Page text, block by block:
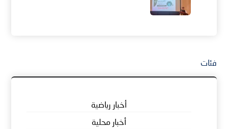
فئات
أخبار رياضية
أخبار محلية